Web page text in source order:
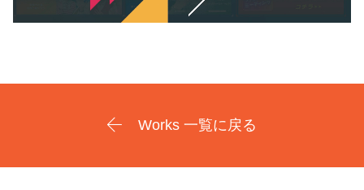
Works 一覧に戻る